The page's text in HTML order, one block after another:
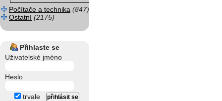
Počítače a technika (847)
Ostatní (2175)
Přihlaste se
Uživatelské jméno
Heslo
trvale